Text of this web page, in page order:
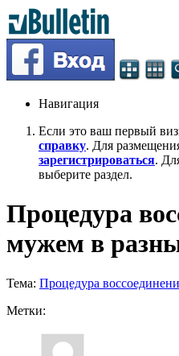
Навигация
Если это ваш первый
справку. Для
зарегистрироваться.
выберите раздел.
Процедура
мужем в
Тема: Процедура
Метки: